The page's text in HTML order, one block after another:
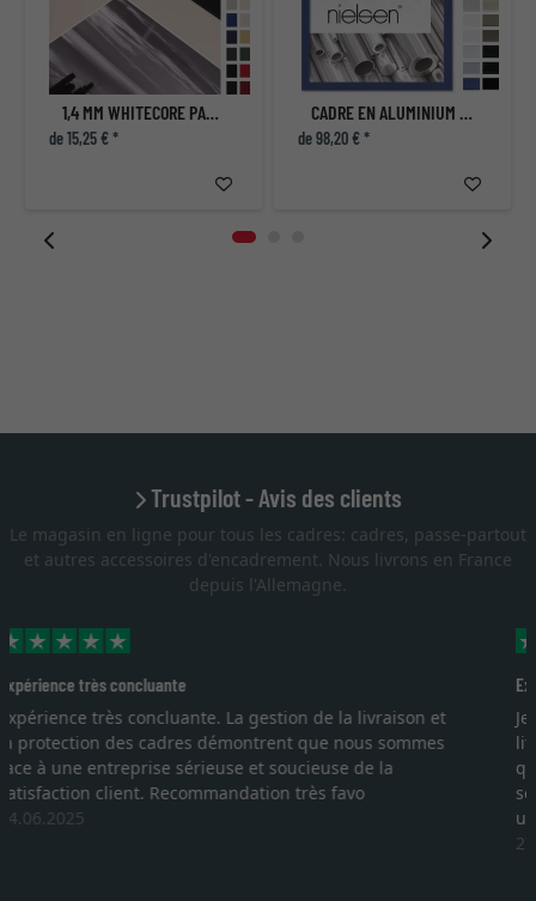
1,4 MM WHITECORE PASSE-PARTOUT STANDARD AVEC COUPE INDIVIDUELLE
de 15,25 € *
CADRE EN ALUMINIUM COUPE SUR MESURE, PROFIL 3
de 98,20 € *
Trustpilot - Avis des clients
Le magasin en ligne pour tous les cadres: cadres, passe-partout
et autres accessoires d'encadrement. Nous livrons en France
depuis l'Allemagne.
Excellent
Je recherchais un cadre sur mesure pour une
lithographie, je suis tombée sur ce site. Le choix et la
qualité sont au rendez vous. Emballage professionnel,
service et livraison dans les temps. J'espère revenir pour
une autre commande. Merci.